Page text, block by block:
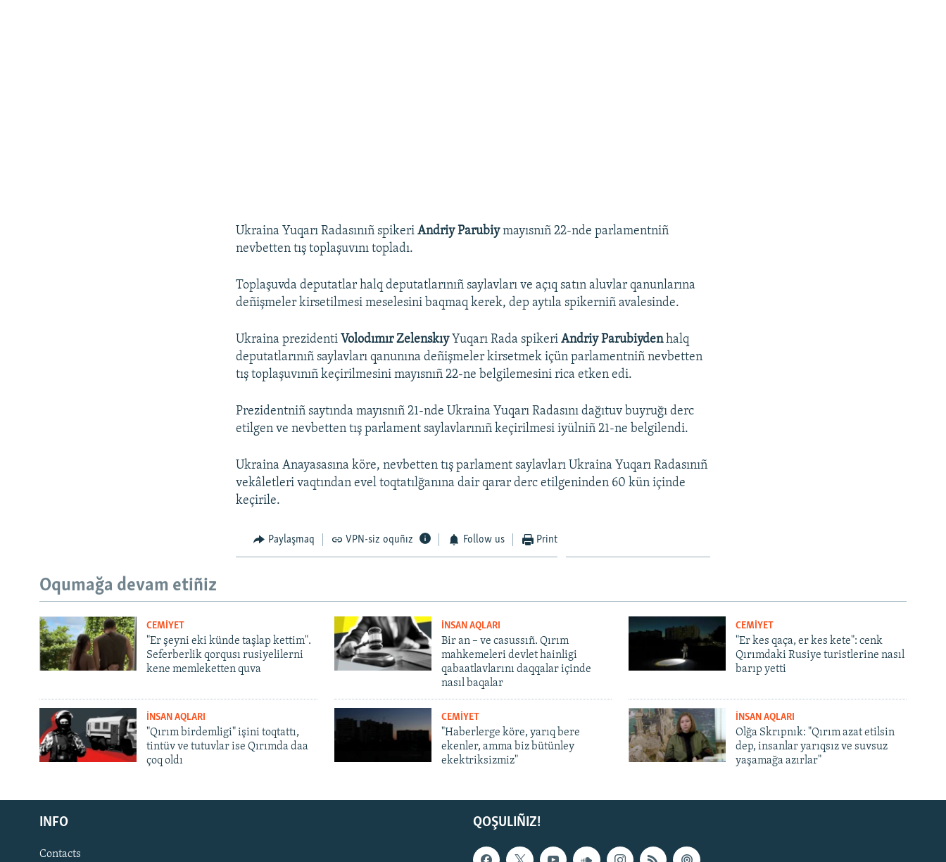
Русский
Українською
QOŞULIÑIZ!
Ukraina Yuqarı Radasınıñ spikeriAndriy Parubiymayısnıñ 22-nde parlamentniñ
nevbetten tış toplaşuvını topladı.
Toplaşuvda deputatlar halq deputatlarınıñ saylavları ve açıq satın aluvlar qanunlarına
deñişmeler kirsetilmesi meselesini baqmaq kerek, dep aytıla spikerniñ avalesinde.
Ukraina prezidenti Volodımır Zelenskıy Yuqarı Rada spikeriAndriy Parubiydenhalq
deputatlarınıñ saylavları qanunına deñişmeler kirsetmek içün parlamentniñ nevbetten
tış toplaşuvınıñ keçirilmesini mayısnıñ 22-ne belgilemesini rica etken edi.
Prezidentniñ saytında mayısnıñ 21-nde Ukraina Yuqarı Radasını dağıtuv buyruğı derc
etilgen ve nevbetten tış parlament saylavlarınıñ keçirilmesi iyülniñ 21-ne belgilendi.
Ukraina Anayasasına köre, nevbetten tış parlament saylavları Ukraina Yuqarı Radasınıñ
vekâletleri vaqtından evel toqtatılğanına dair qarar derc etilgeninden 60 kün içinde
keçirile.
Paylaşmaq VPN-siz oquñız Follow us Print
Oqumağa devam etiñiz
CEMİYET
"Er şeyni eki künde taşlap kettim".
Seferberlik qorqusı rusiyelilerni
kene memleketten quva
İNSAN AQLARI
Bir an – ve casussıñ. Qırım
mahkemeleri devlet hainligi
qabaatlavlarını daqqalar içinde
nasıl baqalar
CEMİYET
"Er kes qaça, er kes kete": cenk
Qırımdaki Rusiye turistlerine nasıl
barıp yetti
İNSAN AQLARI
"Qırım birdemligi" işini toqtattı,
tintüv ve tutuvlar ise Qırımda daa
çoq oldı
CEMİYET
"Haberlerge köre, yarıq bere
ekenler, amma biz bütünley
ekektriksizmiz"
İNSAN AQLARI
Olğa Skrıpnık: "Qırım azat etilsin
dep, insanlar yarıqsız ve suvsuz
yaşamağa azırlar"
QOŞULIÑIZ!
INFO
Contacts